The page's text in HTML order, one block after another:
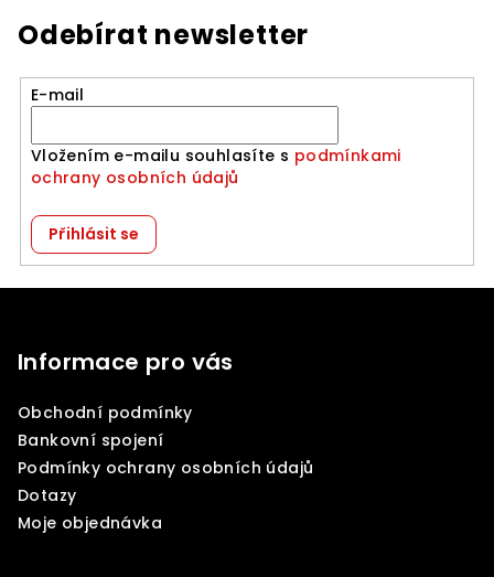
Odebírat newsletter
E-mail
Vložením e-mailu souhlasíte s podmínkami
ochrany osobních údajů
Přihlásit se
Informace pro vás
Obchodní podmínky
Bankovní spojení
Podmínky ochrany osobních údajů
Dotazy
Moje objednávka